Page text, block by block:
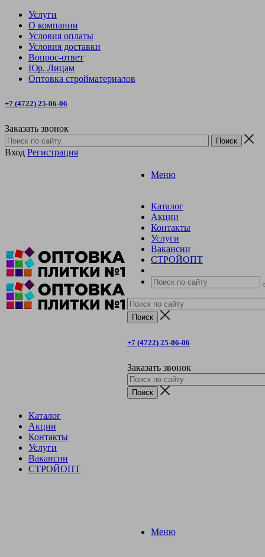
Услуги
О компании
Условия оплаты
Условия доставки
Вопрос-ответ
Юр. Лицам
Оптовка стройматериалов
+7 (4722) 25-06-06
Заказать звонок
Вход Регистрация
Меню
Каталог
Акции
Контакты
Услуги
Вакансии
СТРОЙОПТ
+7 (4722) 25-06-06
Заказать звонок
Каталог
Акции
Контакты
Услуги
Вакансии
СТРОЙОПТ
Меню